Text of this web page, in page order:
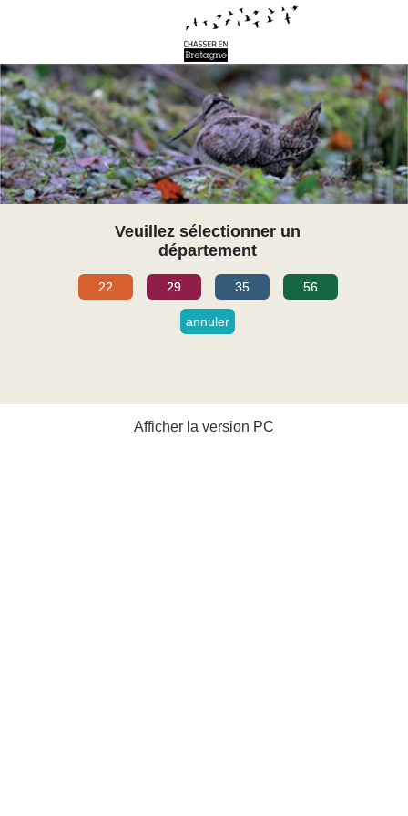
Veuillez sélectionner un
département
22 29 35 56
annuler
Afficher la version PC